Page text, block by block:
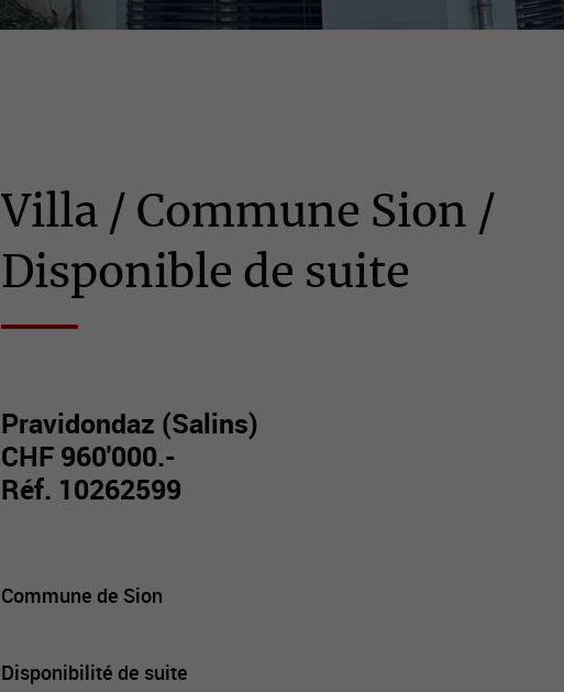
Villa / Commune Sion /
Disponible de suite
Pravidondaz (Salins)
CHF 960'000.-
Réf. 10262599
Commune de Sion
Disponibilité de suite